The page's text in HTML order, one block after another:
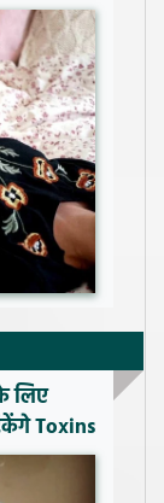
लिए
Toxins